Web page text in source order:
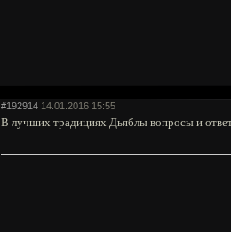
#192914 14.01.2016 15:55
В лучших традициях Дьяблы вопросы и